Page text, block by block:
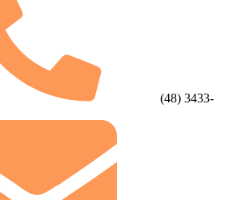
(48) 3433-